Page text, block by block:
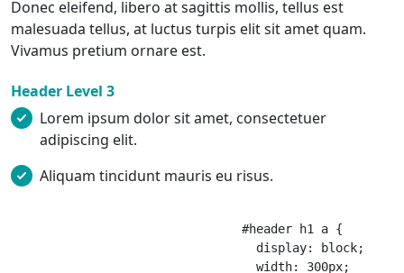
Donec eleifend, libero at sagittis mollis, tellus est
malesuada tellus, at luctus turpis elit sit amet quam.
Vivamus pretium ornare est.
Header Level 3
Lorem ipsum dolor sit amet, consectetuer
adipiscing elit.
Aliquam tincidunt mauris eu risus.